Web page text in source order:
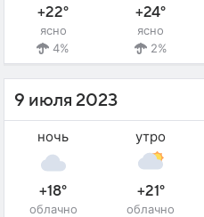
+22°
ясно
4%
+24°
ясно
2%
9 июля 2023
ночь
+18°
облачно
утро
+21°
облачно